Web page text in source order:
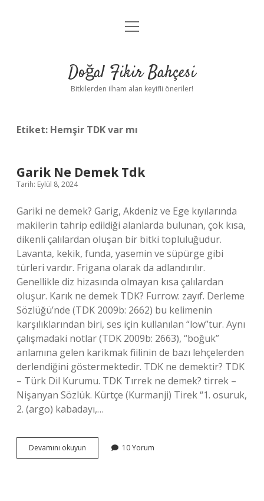
Anasayfa
Yasal Uyarı
menüyü
Doğal Fikir Bahçesi
Bitkilerden ilham alan keyifli öneriler!
Etiket: Hemşir TDK var mı
Garik Ne Demek Tdk
Tarih: Eylül 8, 2024
Gariki ne demek? Garig, Akdeniz ve Ege kıyılarında
makilerin tahrip edildiği alanlarda bulunan, çok kısa,
dikenli çalılardan oluşan bir bitki topluluğudur.
Lavanta, kekik, funda, yasemin ve süpürge gibi
türleri vardır. Frigana olarak da adlandırılır.
Genellikle diz hizasında olmayan kısa çalılardan
oluşur. Karık ne demek TDK? Furrow: zayıf. Derleme
Sözlüğü’nde (TDK 2009b: 2662) bu kelimenin
karşılıklarından biri, ses için kullanılan “low”tur. Aynı
çalışmadaki notlar (TDK 2009b: 2663), “boğuk”
anlamına gelen karikmak fiilinin de bazı lehçelerden
derlendiğini göstermektedir. TDK ne demektir? TDK
– Türk Dil Kurumu. TDK Tırrek ne demek? tirrek –
Nişanyan Sözlük. Kürtçe (Kurmanji) Tirek “1. osuruk,
2. (argo) kabadayı,…
Devamını okuyun
Ne
10 Yorum